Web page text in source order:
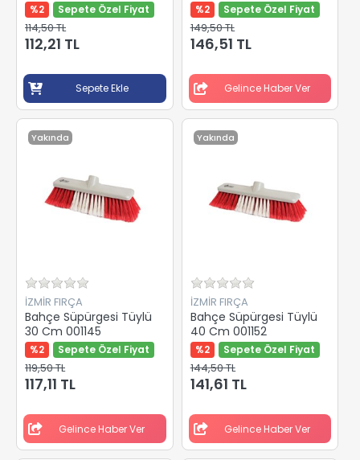
%2 Sepete Özel Fiyat
114,50 TL
112,21 TL
Sepete Ekle
%2 Sepete Özel Fiyat
149,50 TL
146,51 TL
Gelince Haber Ver
Yakında
İZMİR FIRÇA
Bahçe Süpürgesi Tüylü
30 Cm 001145
%2 Sepete Özel Fiyat
119,50 TL
117,11 TL
Gelince Haber Ver
Yakında
İZMİR FIRÇA
Bahçe Süpürgesi Tüylü
40 Cm 001152
%2 Sepete Özel Fiyat
144,50 TL
141,61 TL
Gelince Haber Ver